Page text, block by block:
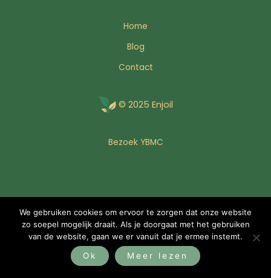
Home
Blog
Contact
© 2025 Enjoil
Bezoek YBMC
We gebruiken cookies om ervoor te zorgen dat onze website
zo soepel mogelijk draait. Als je doorgaat met het gebruiken
van de website, gaan we er vanuit dat je ermee instemt.
Ok
Meer lezen